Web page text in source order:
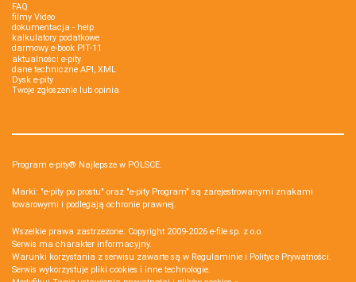
FAQ
filmy Video
dokumentacja - help
kalkulatory podatkowe
darmowy e-book PIT-11
aktualności e-pity
dane techniczne API, XML
Dysk e-pity
Twoje zgłoszenie lub opinia
Program e-pity® Najlepsze w POLSCE.
Marki: "e-pity po prostu" oraz "e-pity Program" są zarejestrowanymi znakami
towarowymi i podlegają ochronie prawnej.
Wszelkie prawa zastrzeżone. Copyright 2009-2026 e-file sp. z o.o.
Serwis ma charakter informacyjny.
Warunki korzystania z serwisu zawarte są w Regulaminie i Polityce Prywatności.
Serwis wykorzystuje pliki cookies i inne technologie.